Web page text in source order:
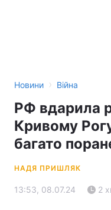
Новини › Війна
РФ вдарила
Кривому
багато
НАДЯ ПРИШЛЯК
13:53, 08.07.24 2